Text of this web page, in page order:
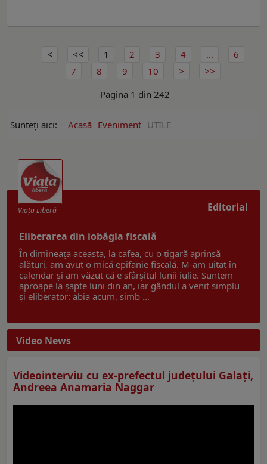
1 2 3 4 ...
6
7
8 9
10
Pagina 1 din 242
Sunteți aici: Acasă Eveniment UTILE
Editorial
Viaţa Liberă
Eliberarea din iobăgia fiscală
În dimineața aceasta, la cafea, cu o țigară aprinsă
alături, am avut o mică epifanie fiscală. M-am uitat în
calendar și am văzut că e sfârșitul lunii iulie. Suntem
aproape la șapte luni din an, iar gândul a venit simplu
și eliberator: abia acum, simb ...
Video News
Videointerviu cu ex-prefectul judeţului Galaţi,
Andreea Anamaria Naggar